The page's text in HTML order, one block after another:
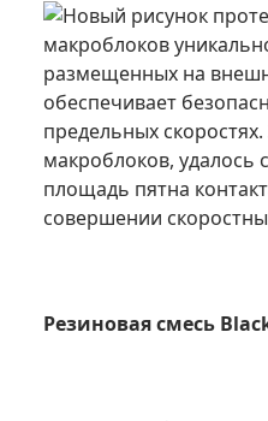
Новый рисунок
макроблоков
размещенных на
обеспечивает
предельных
макроблоков, удалось
площадь пятна
совершении
Резиновая смесь